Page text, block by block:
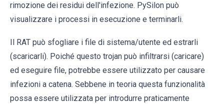
rimozione dei residui dell'infezione. PySilon può
visualizzare i processi in esecuzione e terminarli.
Il RAT può sfogliare i file di sistema/utente ed estrarli
(scaricarli). Poiché questo trojan può infiltrarsi (caricare)
ed eseguire file, potrebbe essere utilizzato per causare
infezioni a catena. Sebbene in teoria questa funzionalità
possa essere utilizzata per introdurre praticamente